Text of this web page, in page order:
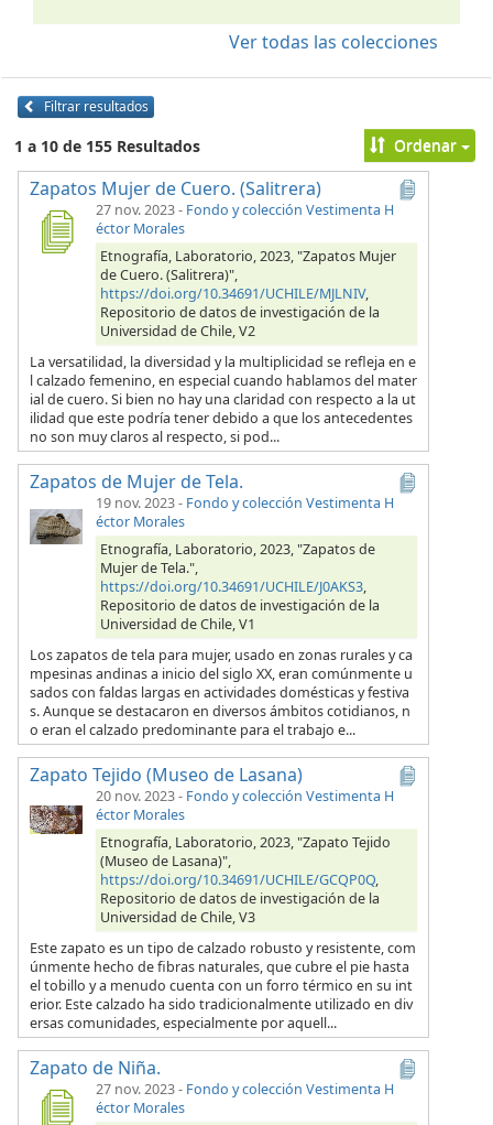
Ver todas las colecciones
Filtrar resultados
1 a 10 de 155 Resultados Ordenar
Zapatos Mujer de Cuero. (Salitrera)
27 nov. 2023- Fondo y colección Vestimenta H
éctor Morales
Etnografía, Laboratorio, 2023, "Zapatos Mujer
de Cuero. (Salitrera)",
https://doi.org/10.34691/UCHILE/MJLNIV,
Repositorio de datos de investigación de la
Universidad de Chile, V2
La versatilidad, la diversidad y la multiplicidad se refleja en e
l calzado femenino, en especial cuando hablamos del mater
ial de cuero. Si bien no hay una claridad con respecto a la ut
ilidad que este podría tener debido a que los antecedentes
no son muy claros al respecto, si pod...
Zapatos de Mujer de Tela.
19 nov. 2023- Fondo y colección Vestimenta H
éctor Morales
Etnografía, Laboratorio, 2023, "Zapatos de
Mujer de Tela.",
https://doi.org/10.34691/UCHILE/J0AKS3,
Repositorio de datos de investigación de la
Universidad de Chile, V1
Los zapatos de tela para mujer, usado en zonas rurales y ca
mpesinas andinas a inicio del siglo XX, eran comúnmente u
sados con faldas largas en actividades domésticas y festiva
s. Aunque se destacaron en diversos ámbitos cotidianos, n
o eran el calzado predominante para el trabajo e...
Zapato Tejido (Museo de Lasana)
20 nov. 2023- Fondo y colección Vestimenta H
éctor Morales
Etnografía, Laboratorio, 2023, "Zapato Tejido
(Museo de Lasana)",
https://doi.org/10.34691/UCHILE/GCQP0Q,
Repositorio de datos de investigación de la
Universidad de Chile, V3
Este zapato es un tipo de calzado robusto y resistente, com
únmente hecho de fibras naturales, que cubre el pie hasta
el tobillo y a menudo cuenta con un forro térmico en su int
erior. Este calzado ha sido tradicionalmente utilizado en div
ersas comunidades, especialmente por aquell...
Zapato de Niña.
27 nov. 2023- Fondo y colección Vestimenta H
éctor Morales